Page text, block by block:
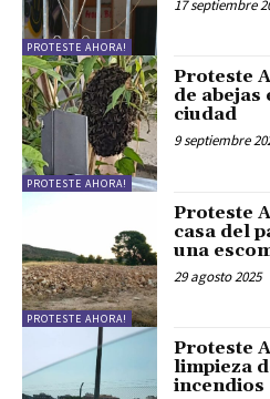
PROTESTE AHORA!
17 septiembre
PROTESTE AHORA!
Proteste
de abejas
ciudad
9 septiembre
PROTESTE AHORA!
Proteste
casa del
una
29 agosto 2025
Proteste
limpieza
incendios